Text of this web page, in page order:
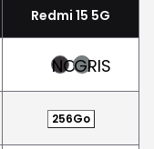
Redmi 15 5G
NOIRGRIS
256Go